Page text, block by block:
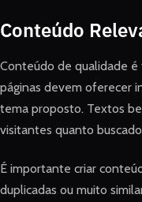
Conteúdo
Conteúdo de qualidade é
páginas devem oferecer
tema proposto. Textos
visitantes quanto
É importante criar
duplicadas ou muito